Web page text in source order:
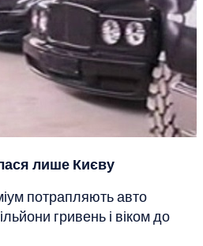
лише Києву
потрапляють авто
гривень і віком до